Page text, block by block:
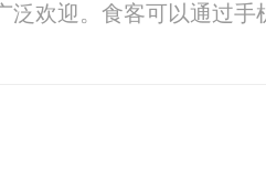
欢迎。食客可以通过